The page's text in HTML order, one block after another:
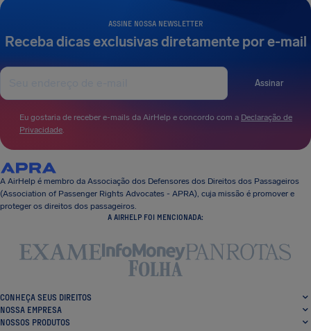
ASSINE NOSSA NEWSLETTER
Receba dicas exclusivas diretamente por e-mail
Assinar
Eu gostaria de receber e-mails da AirHelp e concordo com a Declaração de
Privacidade.
A AirHelp é membro da Associação dos Defensores dos Direitos dos Passageiros
(Association of Passenger Rights Advocates - APRA), cuja missão é promover e
proteger os direitos dos passageiros.
A AIRHELP FOI MENCIONADA:
CONHEÇA SEUS DIREITOS
NOSSA EMPRESA
NOSSOS PRODUTOS